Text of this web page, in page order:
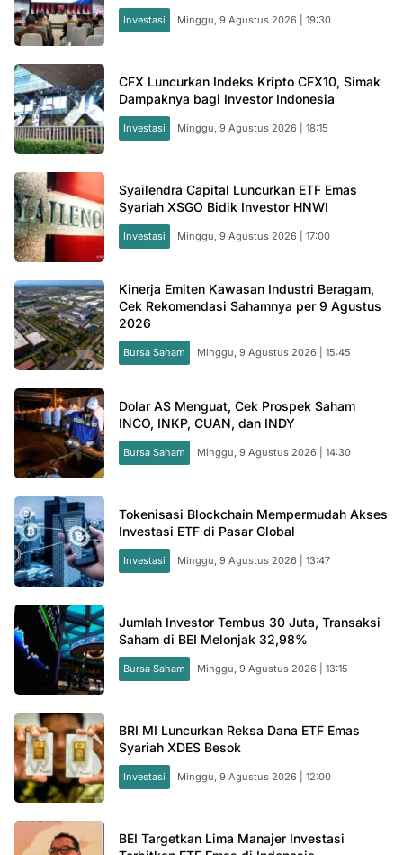
Investasi Minggu, 9 Agustus 2026 | 19:30
CFX Luncurkan Indeks Kripto CFX10, Simak
Dampaknya bagi Investor Indonesia
Investasi Minggu, 9 Agustus 2026 | 18:15
Syailendra Capital Luncurkan ETF Emas
Syariah XSGO Bidik Investor HNWI
Investasi Minggu, 9 Agustus 2026 | 17:00
Kinerja Emiten Kawasan Industri Beragam,
Cek Rekomendasi Sahamnya per 9 Agustus
2026
Bursa Saham Minggu, 9 Agustus 2026 | 15:45
Dolar AS Menguat, Cek Prospek Saham
INCO, INKP, CUAN, dan INDY
Bursa Saham Minggu, 9 Agustus 2026 | 14:30
Tokenisasi Blockchain Mempermudah Akses
Investasi ETF di Pasar Global
Investasi Minggu, 9 Agustus 2026 | 13:47
Jumlah Investor Tembus 30 Juta, Transaksi
Saham di BEI Melonjak 32,98%
Bursa Saham Minggu, 9 Agustus 2026 | 13:15
BRI MI Luncurkan Reksa Dana ETF Emas
Syariah XDES Besok
Investasi Minggu, 9 Agustus 2026 | 12:00
BEI Targetkan Lima Manajer Investasi